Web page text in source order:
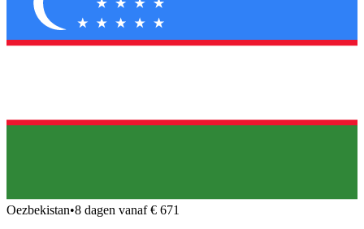
Oezbekistan•8 dagen vanaf € 671